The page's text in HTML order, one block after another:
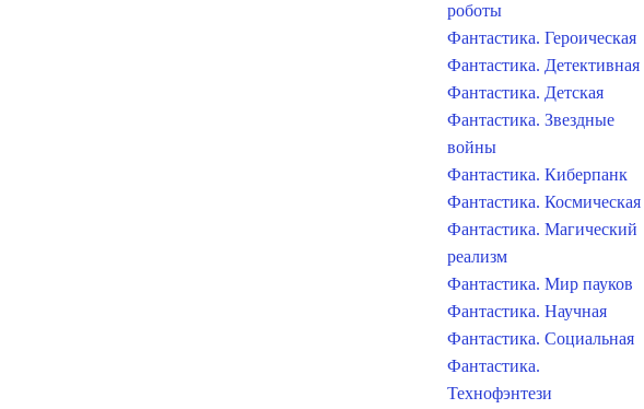
роботы
Фантастика. Героическая
Фантастика. Детективная
Фантастика. Детская
Фантастика. Звездные
войны
Фантастика. Киберпанк
Фантастика. Космическая
Фантастика. Магический
реализм
Фантастика. Мир пауков
Фантастика. Научная
Фантастика. Социальная
Фантастика.
Технофэнтези